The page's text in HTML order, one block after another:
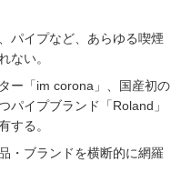
パイプなど、あらゆる喫煙
ない。
ー「im corona」、国産初の
パイプブランド「Roland」
する。
・ブランドを横断的に網羅